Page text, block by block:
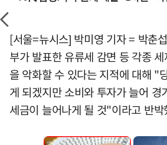
[서울=뉴시스] 박미영 기자 = 박춘
부가 발표한 유류세 감면 등 각종
을 악화할 수 있다는 지적에 대해 "
게 되겠지만 소비와 투자가 늘어 경
세금이 늘어나게 될 것"이라고 반박